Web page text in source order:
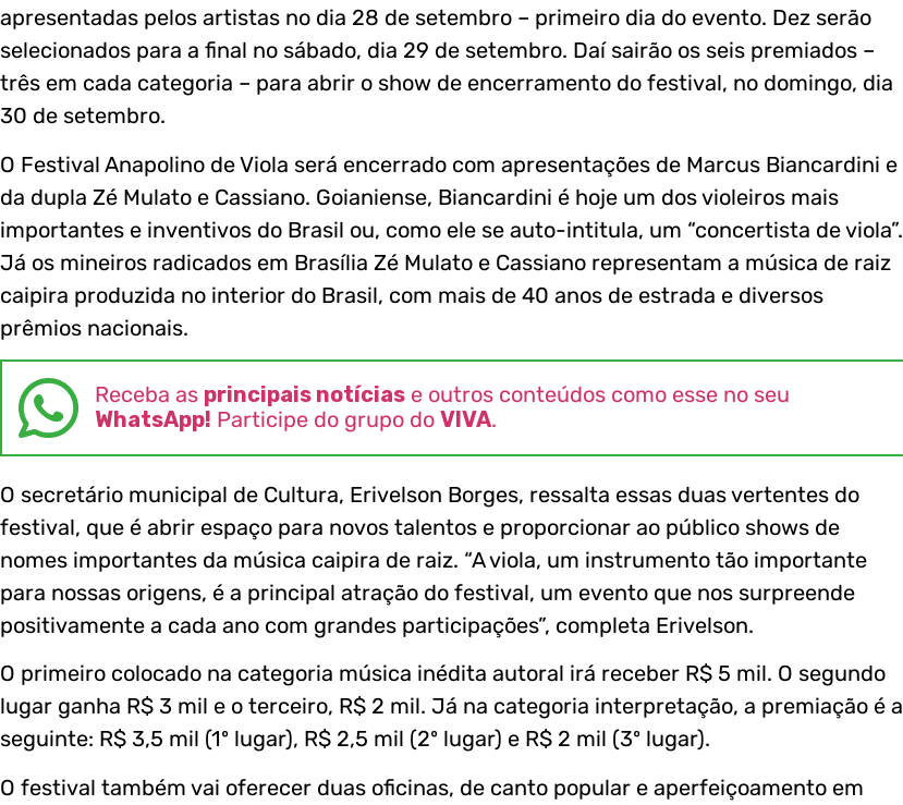
apresentadas pelos artistas no dia 28 de setembro – primeiro dia do evento. Dez serão
selecionados para a final no sábado, dia 29 de setembro. Daí sairão os seis premiados –
três em cada categoria – para abrir o show de encerramento do festival, no domingo, dia
30 de setembro.
O Festival Anapolino de Viola será encerrado com apresentações de Marcus Biancardini e
da dupla Zé Mulato e Cassiano. Goianiense, Biancardini é hoje um dos violeiros mais
importantes e inventivos do Brasil ou, como ele se auto-intitula, um “concertista de viola”.
Já os mineiros radicados em Brasília Zé Mulato e Cassiano representam a música de raiz
caipira produzida no interior do Brasil, com mais de 40 anos de estrada e diversos
prêmios nacionais.
Receba as principais notícias e outros conteúdos como esse no seu
WhatsApp! Participe do grupo do VIVA.
O secretário municipal de Cultura, Erivelson Borges, ressalta essas duas vertentes do
festival, que é abrir espaço para novos talentos e proporcionar ao público shows de
nomes importantes da música caipira de raiz. “A viola, um instrumento tão importante
para nossas origens, é a principal atração do festival, um evento que nos surpreende
positivamente a cada ano com grandes participações”, completa Erivelson.
O primeiro colocado na categoria música inédita autoral irá receber R$ 5 mil. O segundo
lugar ganha R$ 3 mil e o terceiro, R$ 2 mil. Já na categoria interpretação, a premiação é a
seguinte: R$ 3,5 mil (1º lugar), R$ 2,5 mil (2º lugar) e R$ 2 mil (3º lugar).
O festival também vai oferecer duas oficinas, de canto popular e aperfeiçoamento em